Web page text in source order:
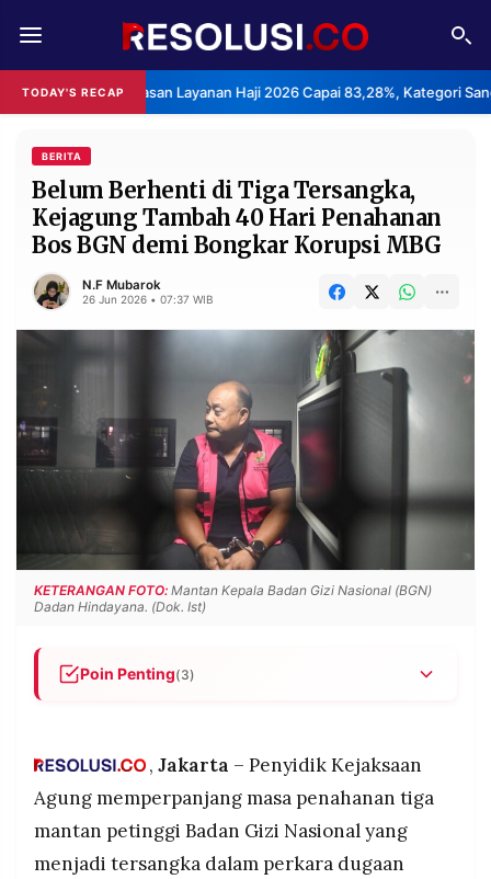
TODAY'S RECAP
Kepuasan Layanan Haji 2026 Capai 83,28%, Kategori Sangat
REDAKSI TENTANG
RESOLUSI IKLAN
RUBRIKASI
EDITORIAL AKSARA
FINANSIA PERSONA
DAERAH NASIONAL
INFORMASI
BERITA
WARGA
INFORMASI
IKLAN
KIRIM
TULISAN
PENGADUAN TERM
BERITA
Belum Berhenti di Tiga Tersangka,
Kejagung Tambah 40 Hari Penahanan
Bos BGN demi Bongkar Korupsi MBG
N.F Mubarok
26 Jun 2026 • 07:37 WIB
KETERANGAN FOTO: Mantan Kepala Badan Gizi Nasional (BGN)
Dadan Hindayana. (Dok. Ist)
Poin Penting(3)
mantan wakilnya, Sony Sonjaya dan Lodewyk
melengkapi berkas perkara korupsi tata kelola
program MBG.
Penyidik menemukan modus korupsi berupa
, Jakarta – Penyidik Kejaksaan
Agung memperpanjang masa penahanan tiga
mantan petinggi Badan Gizi Nasional yang
menjadi tersangka dalam perkara dugaan